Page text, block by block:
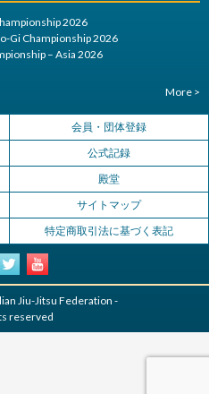
2026
Gi Championship 2026
– Asia 2026
More >
会員・団体登録
公式記録
殿堂
サイトマップ
特定商取引法に基づく表記
Jiu-Jitsu Federation -
reserved